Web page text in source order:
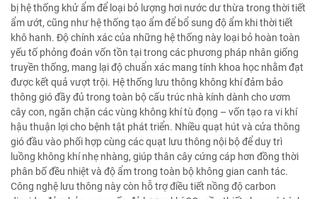
bị hệ thống khử ẩm để loại bỏ lượng hơi nước dư thừa trong thời tiết
ẩm ướt, cũng như hệ thống tạo ẩm để bổ sung độ ẩm khi thời tiết
khô hanh. Độ chính xác của những hệ thống này loại bỏ hoàn toàn
yếu tố phỏng đoán vốn tồn tại trong các phương pháp nhân giống
truyền thống, mang lại độ chuẩn xác mang tính khoa học nhằm đạt
được kết quả vượt trội. Hệ thống lưu thông không khí đảm bảo
thông gió đầy đủ trong toàn bộ cấu trúc nhà kính dành cho ươm
cây con, ngăn chặn các vùng không khí tù đọng – vốn tạo ra vi khí
hậu thuận lợi cho bệnh tật phát triển. Nhiều quạt hút và cửa thông
gió đầu vào phối hợp cùng các quạt lưu thông nội bộ để duy trì
luồng không khí nhẹ nhàng, giúp thân cây cứng cáp hơn đồng thời
phân bố đều nhiệt và độ ẩm trong toàn bộ không gian canh tác.
Công nghệ lưu thông này còn hỗ trợ điều tiết nồng độ carbon